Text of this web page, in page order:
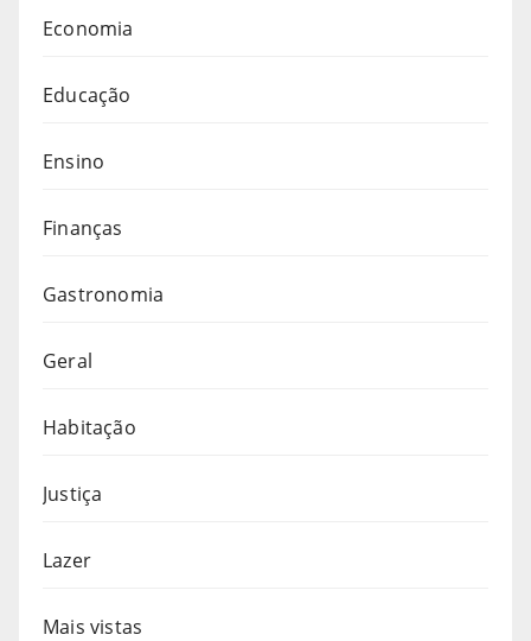
Economia
Educação
Ensino
Finanças
Gastronomia
Geral
Habitação
Justiça
Lazer
Mais vistas